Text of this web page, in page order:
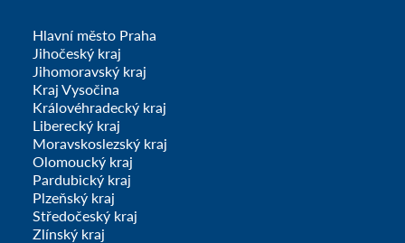
Hlavní město Praha
Jihočeský kraj
Jihomoravský kraj
Kraj Vysočina
Královéhradecký kraj
Liberecký kraj
Moravskoslezský kraj
Olomoucký kraj
Pardubický kraj
Plzeňský kraj
Středočeský kraj
Zlínský kraj